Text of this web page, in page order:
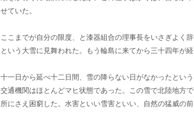
せていた。
ここまでが自分の限度、と漆器組合の理事長をいさぎよく
という大雪に見舞われた。もう輪島に来てから三十四年が経
十一日から延べ十二日間、雪の降らない日がなかったとい
交通機関はほとんどマヒ状態であった。この雪で北陸地方
所にさえ困窮した。水害といい雪害といい、自然の猛威の前